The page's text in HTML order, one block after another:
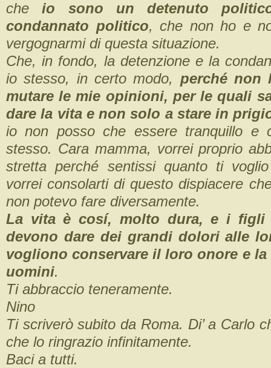
cheio sono un detenuto
condannato politico, che non ho e
vergognarmi di questa situazione.
Che, in fondo, la detenzione e la
io stesso, in certo modo, perché non
mutare le mie opinioni, per le quali
dare la vita e non solo a stare in
io non posso che essere tranquillo e
stesso. Cara mamma, vorrei proprio
stretta perché sentissi quanto ti
vorrei consolarti di questo dispiacere
non potevo fare diversamente.
La vita è cosí, molto dura, e i figli
devono dare dei grandi dolori alle
vogliono conservare il loro onore e
uomini.
Ti abbraccio teneramente.
Nino
Ti scriverò subito da Roma. Di’ a Carlo
che lo ringrazio infinitamente.
Baci a tutti.